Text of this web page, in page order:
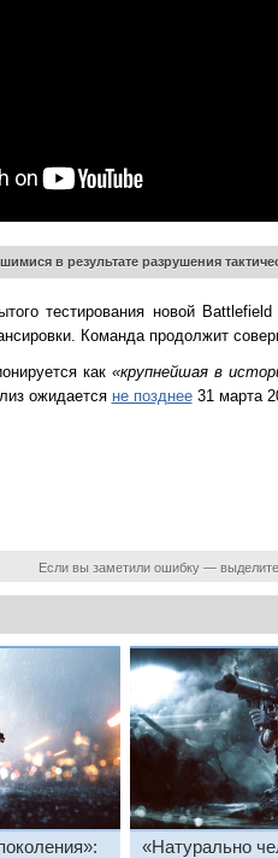
в результате разрушения
тестирования новой
Команда продолжит
как«крупнейшая в
ожидается не позднее31 марта
Если вы заметили ошибку —
«Натурально